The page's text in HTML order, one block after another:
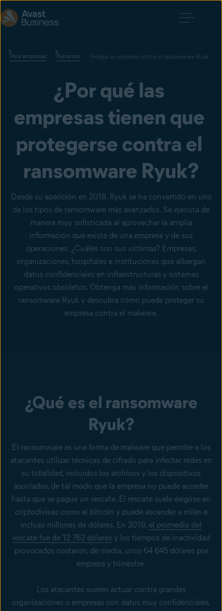
Para empresas Recursos Proteja su empresa contra el ransomware Ryuk
¿Por qué las
empresas tienen que
protegerse contra el
ransomware Ryuk?
Desde su aparición en 2018, Ryuk se ha convertido en uno
de los tipos de ransomware más avanzados. Se ejecuta de
manera muy sofisticada al aprovechar la amplia
información que existe de una empresa y de sus
operaciones. ¿Cuáles son sus víctimas? Empresas,
organizaciones, hospitales e instituciones que albergan
datos confidenciales en infraestructuras y sistemas
operativos obsoletos. Obtenga más información sobre el
ransomware Ryuk y descubra cómo puede proteger su
empresa contra el malware.
¿Qué es el ransomware
Ryuk?
El ransomware es una forma de malware que permite a los
atacantes utilizar técnicas de cifrado para infectar redes en
su totalidad, incluidos los archivos y los dispositivos
asociados, de tal modo que la empresa no puede acceder
hasta que se pague un rescate. El rescate suele exigirse en
criptodivisas como el bitcóin y puede ascender a miles e
incluso millones de dólares. En 2019, el promedio del
rescate fue de 12 762 dólares y los tiempos de inactividad
provocados costaron, de media, unos 64 645 dólares por
empresa y trimestre.
Los atacantes suelen actuar contra grandes
organizaciones o empresas con datos muy confidenciales,